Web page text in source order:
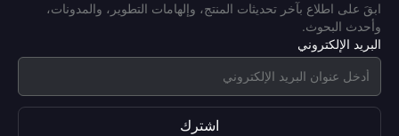
ابقَ على اطلاع بآخر تحديثات المنتج، وإلهامات التطوير، والمدونات،
وأحدث البحوث.
البريد الإلكتروني
اشترك